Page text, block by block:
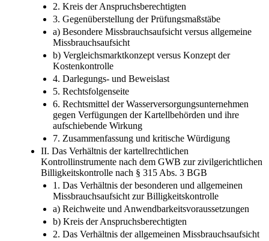
2. Kreis der Anspruchsberechtigten
3. Gegenüberstellung der Prüfungsmaßstäbe
a) Besondere Missbrauchsaufsicht versus allgemeine
Missbrauchsaufsicht
b) Vergleichsmarktkonzept versus Konzept der
Kostenkontrolle
4. Darlegungs- und Beweislast
5. Rechtsfolgenseite
6. Rechtsmittel der Wasserversorgungsunternehmen
gegen Verfügungen der Kartellbehörden und ihre
aufschiebende Wirkung
7. Zusammenfassung und kritische Würdigung
II. Das Verhältnis der kartellrechtlichen
Kontrollinstrumente nach dem GWB zur zivilgerichtlichen
Billigkeitskontrolle nach § 315 Abs. 3 BGB
1. Das Verhältnis der besonderen und allgemeinen
Missbrauchsaufsicht zur Billigkeitskontrolle
a) Reichweite und Anwendbarkeitsvoraussetzungen
b) Kreis der Anspruchsberechtigten
2. Das Verhältnis der allgemeinen Missbrauchsaufsicht